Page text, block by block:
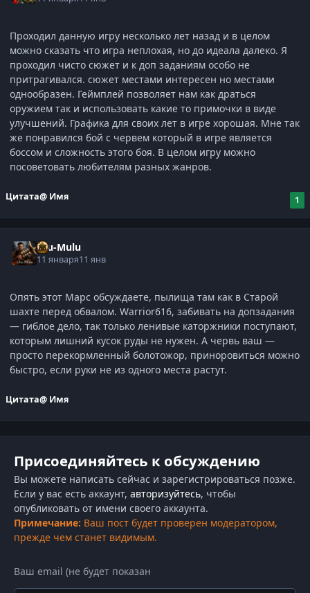
Проходил данную игру несколько лет назад и в целом
можно сказать что игра неплохая, но до идеала далеко. Я
проходил чисто сюжет и к доп заданиям особо не
притрагивался. сюжет местами интересен но местами
однообразен. Геймплей позволяет нам как драться
оружием так и использовать какие то примочки в виде
улучшений. Графика для своих лет в игре хорошая. Мне так
же понравился бой с червем который в игре является
боссом и сложность этого боя. В целом игру можно
посоветовать любителям разных жанров.
Цитата@ Имя 1
Ulu-Mulu
11 января11 янв
Опять этот Марс обсуждаете, пылища там как в Старой
шахте перед обвалом. Warrior616, забивать на допзадания
— гиблое дело, так только ленивые каторжники поступают,
которым лишний кусок руды не нужен. А червь ваш —
просто перекормленный болотожор, приноровиться можно
быстро, если руки не из одного места растут.
Цитата@ Имя
Присоединяйтесь к обсуждению
Вы можете написать сейчас и зарегистрироваться позже.
Если у вас есть аккаунт, авторизуйтесь, чтобы
опубликовать от имени своего аккаунта.
Примечание: Ваш пост будет проверен модератором,
прежде чем станет видимым.